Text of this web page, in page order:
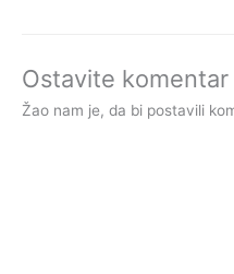
Ostavite komentar
Žao nam je, da bi postavili